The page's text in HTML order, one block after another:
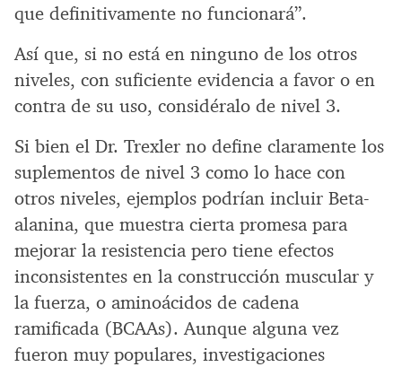
que definitivamente no funcionará”.
Así que, si no está en ninguno de los otros
niveles, con suficiente evidencia a favor o en
contra de su uso, considéralo de nivel 3.
Si bien el Dr. Trexler no define claramente los
suplementos de nivel 3 como lo hace con
otros niveles, ejemplos podrían incluir Beta-
alanina, que muestra cierta promesa para
mejorar la resistencia pero tiene efectos
inconsistentes en la construcción muscular y
la fuerza, o aminoácidos de cadena
ramificada (BCAAs). Aunque alguna vez
fueron muy populares, investigaciones